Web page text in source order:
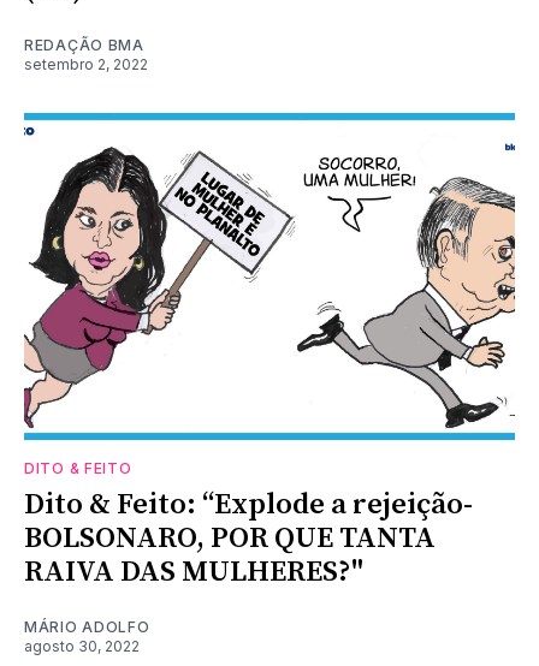
REDAÇÃO BMA
setembro 2, 2022
DITO & FEITO
Dito & Feito: “Explode a rejeição-
BOLSONARO, POR QUE TANTA
RAIVA DAS MULHERES?"
MÁRIO ADOLFO
agosto 30, 2022